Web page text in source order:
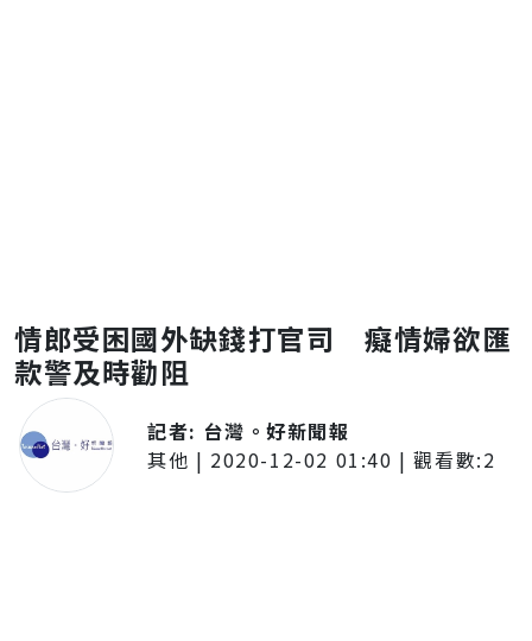
情郎受困國外缺錢打官司 癡情婦欲匯
款警及時勸阻
記者: 台灣。好新聞報
其他 | 2020-12-02 01:40 | 觀看數:2